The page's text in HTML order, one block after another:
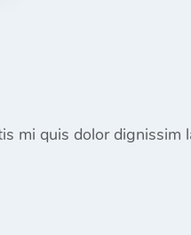
mi quis dolor dignissim